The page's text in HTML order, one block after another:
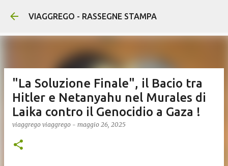
Passa ai contenuti principali
VIAGGREGO - RASSEGNE STAMPA
"La Soluzione Finale", il Bacio tra
Hitler e Netanyahu nel Murales di
Laika contro il Genocidio a Gaza !
viaggrego viaggrego - maggio 26, 2025